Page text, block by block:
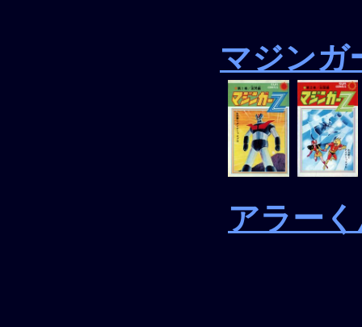
マジンガ
アラー